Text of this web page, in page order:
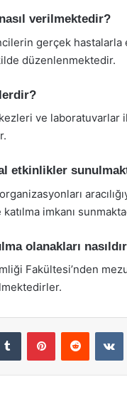
verilmektedir?
gerçek
düzenlenmektedir.
ve
etkinlikler
imkanı
olanakları
Fakültesi’nden
Tumblr PinterestReddit